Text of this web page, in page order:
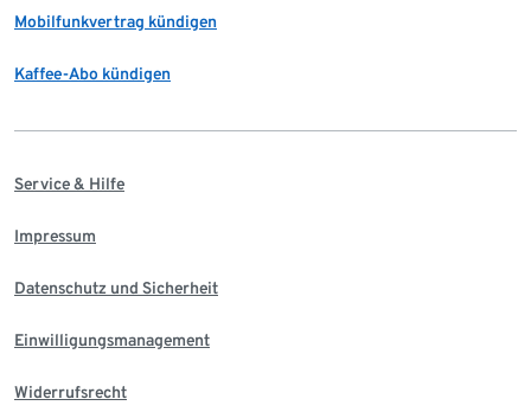
Mobilfunkvertrag kündigen
Kaffee-Abo kündigen
Service & Hilfe
Impressum
Datenschutz und Sicherheit
Einwilligungsmanagement
Widerrufsrecht